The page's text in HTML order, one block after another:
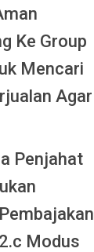
Ke Group
Mencari
Agar
Penjahat
Modus